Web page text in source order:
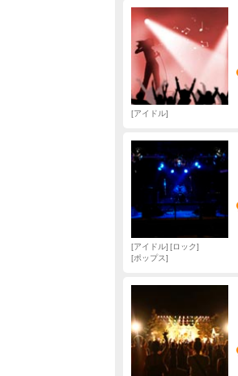
アイドル
アイドル
ロック
ポップス